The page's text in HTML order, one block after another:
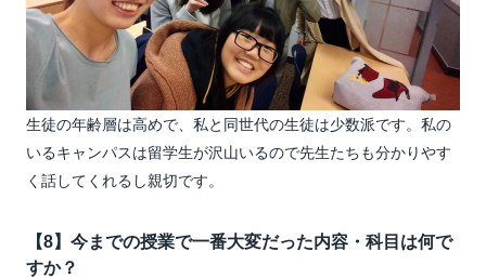
生徒の年齢層は高めで、私と同世代の生徒は少数派です。私の
いるキャンパスは留学生が沢山いるので先生たちも分かりやす
く話してくれるし親切です。
【8】今までの授業で一番大変だった内容・科目は何で
すか？